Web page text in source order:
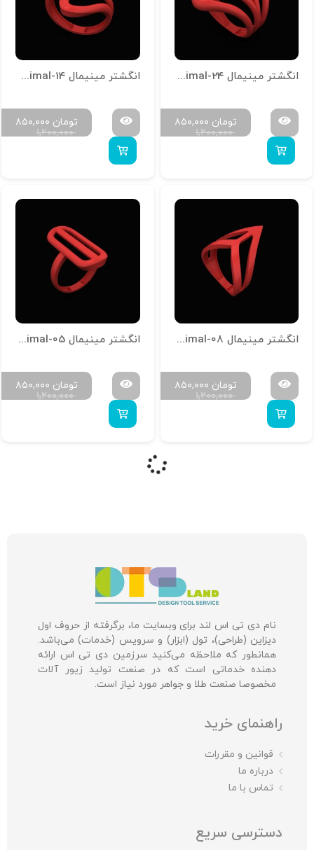
انگشتر مینیمال R-Minimal-24
۱,۲۰۰,۰۰۰
۸۵۰,۰۰۰ تومان
انگشتر مینیمال R-Minimal-14
۱,۲۰۰,۰۰۰
۸۵۰,۰۰۰ تومان
انگشتر مینیمال R-Minimal-08
۱,۲۰۰,۰۰۰
۸۵۰,۰۰۰ تومان
انگشتر مینیمال R-Minimal-05
۱,۲۰۰,۰۰۰
۸۵۰,۰۰۰ تومان
نام دی تی اس لند برای وبسایت ما، برگرفته از حروف اول
دیزاین (طراحی)، تول (ابزار) و سرویس (خدمات) می‌باشد.
همانطور که ملاحظه می‌کنید سرزمین دی تی اس ارائه
دهنده خدماتی است که در صنعت تولید زیور آلات
مخصوصا صنعت طلا و جواهر مورد نیاز است.
راهنمای خرید
قوانین و مقررات
درباره ما
تماس با ما
دسترسی سریع